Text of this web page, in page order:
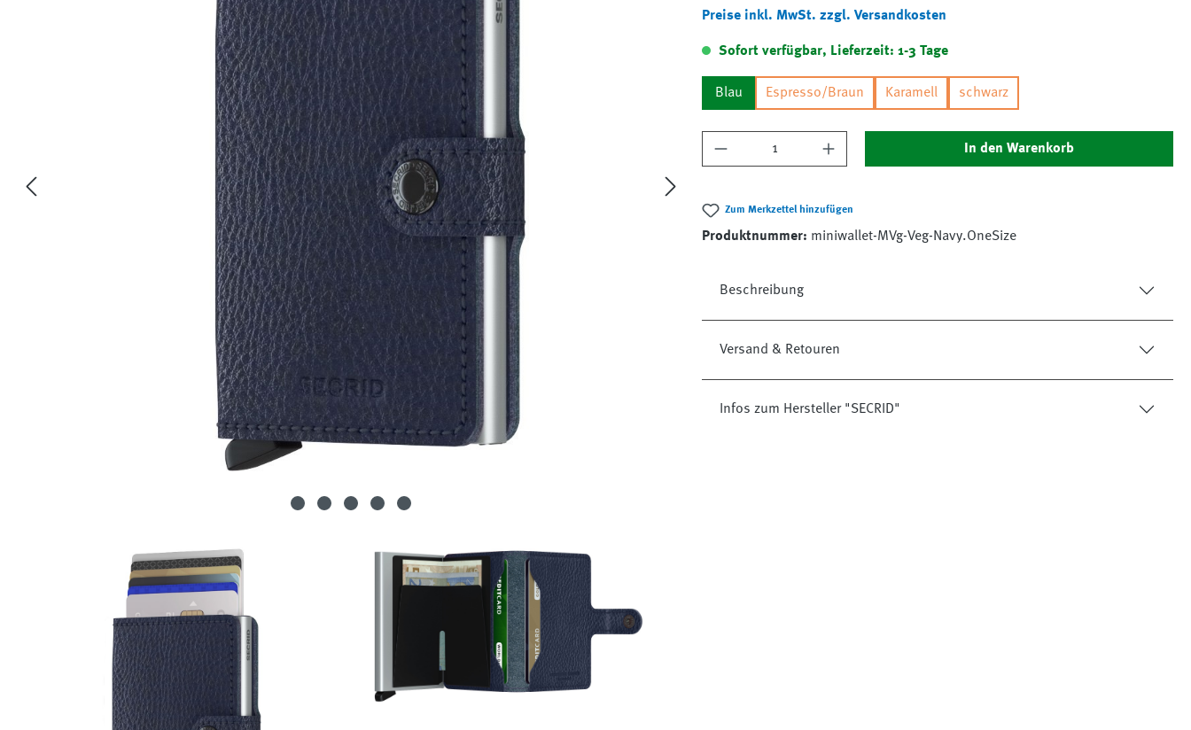
Preise inkl. MwSt. zzgl. Versandkosten
Sofort verfügbar, Lieferzeit: 1-3 Tage
Blau Espresso/Braun Karamell schwarz
Produkt Anzahl: Gib den gewünschten Wert ein
In den Warenkorb
Zum Merkzettel hinzufügen
Produktnummer: miniwallet-MVg-Veg-Navy.OneSize
Beschreibung
Versand & Retouren
Infos zum Hersteller "SECRID"